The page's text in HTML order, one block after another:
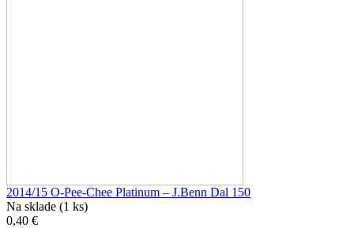
2014/15 O-Pee-Chee Platinum – J.Benn Dal 150
Na sklade (1 ks)
0,40 €